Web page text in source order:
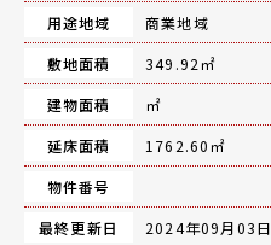
用途地域
商業地域
敷地面積
349.92㎡
建物面積
㎡
延床面積
1762.60㎡
物件番号
最終更新日
2024年09月03日